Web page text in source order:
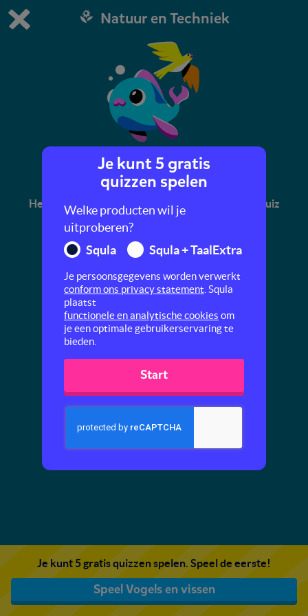
Dit is de gratis demo van Squla.
Bestel nu
0 1
Natuur en Techniek
Vogels en vissen
Heb jij weleens een struisvogel gezien? In deze quiz
ontdek je mooie vogels en tropische vissen.
Je kunt 5 gratis quizzen spelen. Speel de eerste!
Speel Vogels en vissen
Je kunt 5 gratis
quizzen spelen
Welke producten wil je
uitproberen?
Squla
Squla + TaalExtra
Je persoonsgegevens worden verwerkt
conform ons privacy statement . Squla
plaatst
functionele en analytische cookies om
je een optimale gebruikerservaring te
bieden.
Start